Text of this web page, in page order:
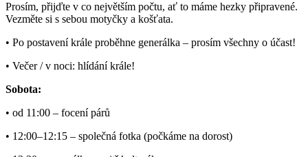
Prosím, přijďte v co největším počtu, ať to máme hezky připravené.
Vezměte si s sebou motyčky a košťata.
• Po postavení krále proběhne generálka – prosím všechny o účast!
• Večer / v noci: hlídání krále!
Sobota:
• od 11:00 – focení párů
• 12:00–12:15 – společná fotka (počkáme na dorost)